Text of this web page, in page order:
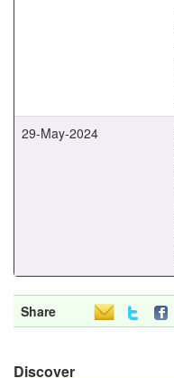
29-May-2024
Share
Discover